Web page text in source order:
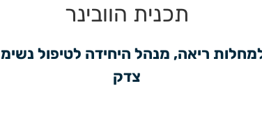
תכנית הוובינר
צדק